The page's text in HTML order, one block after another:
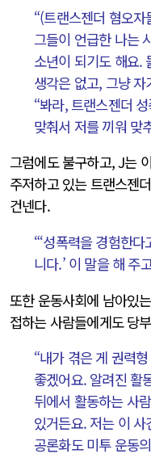
“(트랜스젠더 혐오
그들이 언급한 나는
소년이 되기도 해요.
생각은 없고, 그냥
“봐라, 트랜스젠더
맞춰서 저를 끼워 맞
그럼에도 불구하고, J는
주저하고 있는 트랜스젠
건넨다.
“‘성폭력을 경험한
니다.’ 이 말을 해 주
또한 운동사회에 남아있
접하는 사람들에게도 당
“내가 겪은 게 권력
좋겠어요. 알려진 활
뒤에서 활동하는 사
있거든요. 저는 이
공론화도 미투 운동